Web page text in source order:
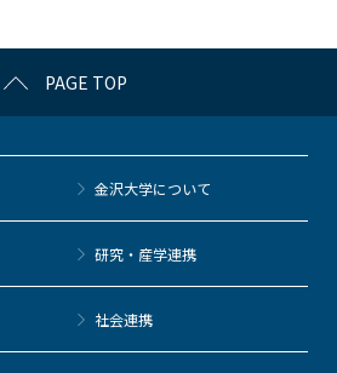
PAGE TOP
金沢大学について
研究・産学連携
社会連携